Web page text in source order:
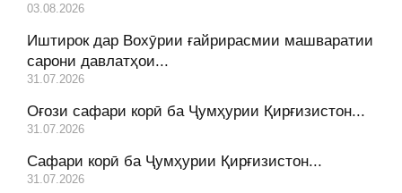
03.08.2026
Иштирок дар Вохӯрии ғайрирасмии машваратии
сарони давлатҳои...
31.07.2026
Оғози сафари корӣ ба Ҷумҳурии Қирғизистон...
31.07.2026
Сафари корӣ ба Ҷумҳурии Қирғизистон...
31.07.2026